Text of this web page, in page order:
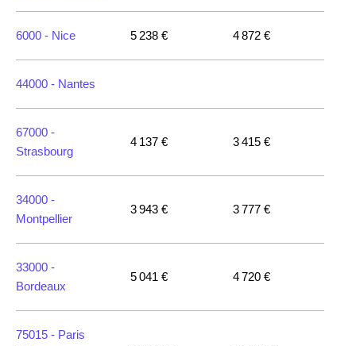
6000 - Nice 5 238 € 4 872 €
44000 - Nantes
67000 -
Strasbourg
4 137 € 3 415 €
34000 -
Montpellier
3 943 € 3 777 €
33000 -
Bordeaux
5 041 € 4 720 €
75015 - Paris